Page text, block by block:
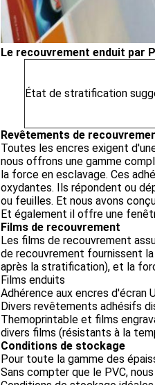
Le recouvrement enduit par
État de stratification
Revêtements de
Toutes les encres exigent
nous offrons une gamme
la force en esclavage. Ces
oxydantes. Ils répondent ou
ou feuilles. Et nous avons
Et également il offre une
Films de recouvrement
Les films de recouvrement
de recouvrement fournissent
après la stratification), et la
Films enduits
Adhérence aux encres d'écran
Divers revêtements adhésifs
Themoprintable et films
divers films (résistants à la
Conditions de stockage
Pour toute la gamme des
Sans compter que le PVC,